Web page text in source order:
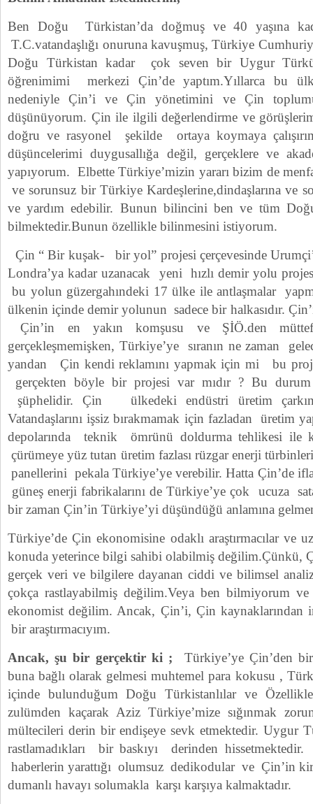
Ben Doğu Türkistan’da doğmuş ve 40 yaşına
T.C.vatandaşlığı onuruna kavuşmuş, Türkiye
Doğu Türkistan kadar çok seven bir Uygur Türkü
öğrenimimi merkezi Çin’de yaptım.Yıllarca bu
nedeniyle Çin’i ve Çin yönetimini ve Çin
düşünüyorum. Çin ile ilgili değerlendirme ve
doğru ve rasyonel şekilde ortaya koymaya
düşüncelerimi duygusallığa değil, gerçeklere ve
yapıyorum. Elbette Türkiye’mizin yararı bizim de
ve sorunsuz bir Türkiye Kardeşlerine,dindaşlarına ve
ve yardım edebilir. Bunun bilincini ben ve tüm
bilmektedir.Bunun özellikle bilinmesini istiyorum.
Çin “ Bir kuşak- bir yol” projesi çerçevesinde
Londra’ya kadar uzanacak yeni hızlı demir yolu
bu yolun güzergahındeki 17 ülke ile antlaşmalar
ülkenin içinde demir yolunun sadece bir halkasıdır.
Çin’in en yakın komşusu ve ŞİÖ.den
gerçekleşmemişken, Türkiye’ye sıranın ne zaman
yandan Çin kendi reklamını yapmak için mi bu
gerçekten böyle bir projesi var mıdır ? Bu
şüphelidir. Çin ülkedeki endüstri üretim
Vatandaşlarını işsiz bırakmamak için fazladan üretim
depolarında teknik ömrünü doldurma tehlikesi ile
çürümeye yüz tutan üretim fazlası rüzgar enerji
panellerini pekala Türkiye’ye verebilir. Hatta Çin’de
güneş enerji fabrikalarını de Türkiye’ye çok ucuza
bir zaman Çin’in Türkiye’yi düşündüğü anlamına
Türkiye’de Çin ekonomisine odaklı araştırmacılar ve
konuda yeterince bilgi sahibi olabilmiş değilim.Çünkü,
gerçek veri ve bilgilere dayanan ciddi ve bilimsel
çokça rastlayabilmiş değilim.Veya ben bilmiyorum
ekonomist değilim. Ancak, Çin’i, Çin kaynaklarından
bir araştırmacıyım.
Ancak, şu bir gerçektir ki ; Türkiye’ye Çin’den
buna bağlı olarak gelmesi muhtemel para kokusu ,
içinde bulunduğum Doğu Türkistanlılar ve
zulümden kaçarak Aziz Türkiye’mize sığınmak
mültecileri derin bir endişeye sevk etmektedir. Uygur
rastlamadıkları bir baskıyı derinden
haberlerin yarattığı olumsuz dedikodular ve Çin’in
dumanlı havayı solumakla karşı karşıya kalmaktadır.